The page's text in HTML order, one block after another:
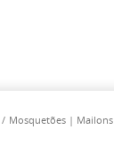
Mosquetões | Mailons